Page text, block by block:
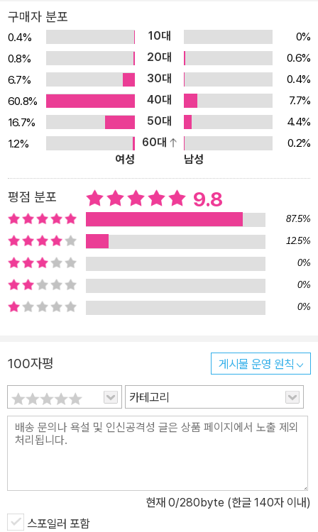
며 갈수록 지쳐가는 엄마, 갈수록 추레해지는 조지아와 동생의 행색
에 은근히 남매를 따돌리는 학교 아이들까지. 불시에 들이닥친 가난
이 한 가정을 어떻게 무너뜨리는지를 작품은 가슴 아플 정도로 숨김
없이 보여준다. 하지만 그 이야기를 작가는 열한 살 아이의 시선에서
다룬다. 가난 앞에서 주눅 들기보다 자신만의 발칙한 해결책을 꺼내
드는 주인공 조지나는 발칙하면서도 엉뚱하고 사랑스럽다. 그 외에
한없이 얄밉다가도 간혹 맞는 말로 뼈를 때리는 동생 토비, 누가 봐도
수상쩍은 몰골을 하고서 매일 남들을 도우러 다닌다는 무키 아저씨,
조지나가 예상치 못한 정체의 개 주인까지. 매력적인 인물들 사이에
서 독자는 조지나의 현실을 심각하게 고민하다가도 어느 순간 킥킥
웃음을 터트릴 수밖에 없다. 덕분에 소설을 즐겁고 따뜻하다. 인생이
버거울수록 ‘키득거리기’라는 버팀목이 필요하다는 사실을, 바바라
오코너는 이토록 유쾌하고 사랑스럽게 전한다. 강인한 캐릭터와 흥미
진진한 이야기를 통해 현실을 전하는 이 작품은 독자들에게 ‘한쪽 문
이 닫히면 다른 쪽 문이 열린다’라는 희망의 메시지를 선사한다. 조지
나가 그랬듯 책임감 있는 선택을 내릴 용기가 작품을 읽는 청소년 독
구매자 분포
0.4% 10대
0%
0.8%
20대
0.6%
6.7%
30대
0.4%
60.8%
40대
7.7%
16.7%
50대
4.4%
1.2%
60대
0.2%
여성
남성
평점 분포 9.8
87.5%
12.5%
0%
0%
0%
100자평 게시물 운영 원칙
카테고리
현재 0/280byte (한글 140자 이내)
스포일러 포함